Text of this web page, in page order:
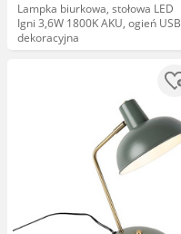
Lampka biurkowa, stołowa LED
Igni 3,6W 1800K AKU, ogień USB
dekoracyjna